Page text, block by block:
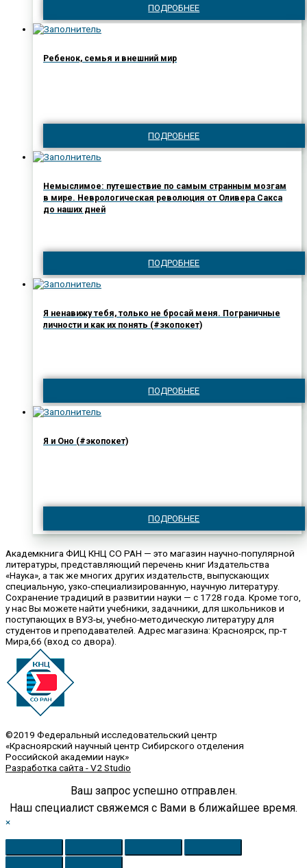
ПОДРОБНЕЕ
Ребенок, семья и внешний мир
ПОДРОБНЕЕ
Немыслимое: путешествие по самым странным мозгам
в мире. Неврологическая революция от Оливера Сакса
до наших дней
ПОДРОБНЕЕ
Я ненавижу тебя, только не бросай меня. Пограничные
личности и как их понять (#экопокет)
ПОДРОБНЕЕ
Я и Оно (#экопокет)
ПОДРОБНЕЕ
Академкнига ФИЦ КНЦ СО РАН — это магазин научно-популярной
литературы, представляющий перечень книг Издательства
«Наука», а так же многих других издательств, выпускающих
специальную, узко-специализированную, научную литературу.
Сохранение традиций в развитии науки — с 1728 года. Кроме того,
у нас Вы можете найти учебники, задачники, для школьников и
поступающих в ВУЗ-ы, учебно-методическую литературу для
студентов и преподавателей. Адрес магазина: Красноярск, пр-т
Мира,66 (вход со двора).
©2019 Федеральный исследовательский центр
«Красноярский научный центр Сибирского отделения
Российской академии наук»
Разработка сайта - V2 Studio
Ваш запрос успешно отправлен.
Наш специалист свяжемся с Вами в ближайшее время.
×